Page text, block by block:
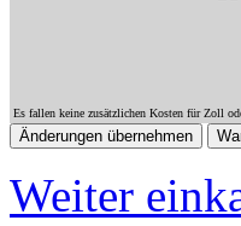
Es fallen keine zusätzlichen Kosten für Zoll
Weiter